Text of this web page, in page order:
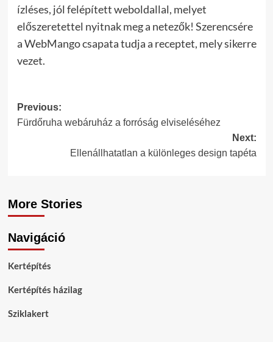
ízléses, jól felépített weboldallal, melyet
előszeretettel nyitnak meg a netezők! Szerencsére
a WebMango csapata tudja a receptet, mely sikerre
vezet.
Post
navigation
Previous:
Fürdőruha webáruház a forróság elviseléséhez
Next:
Ellenállhatatlan a különleges design tapéta
More Stories
Navigáció
Kertépítés
Kertépítés házilag
Sziklakert